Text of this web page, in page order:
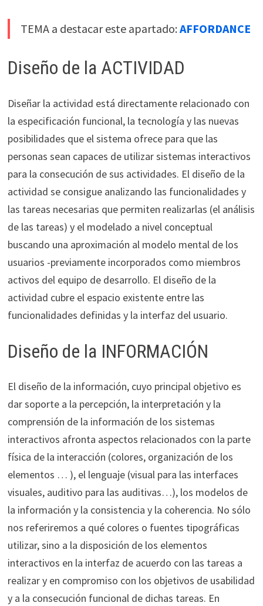
TEMA a destacar este apartado: AFFORDANCE
Diseño de la ACTIVIDAD
Diseñar la actividad está directamente relacionado con
la especificación funcional, la tecnología y las nuevas
posibilidades que el sistema ofrece para que las
personas sean capaces de utilizar sistemas interactivos
para la consecución de sus actividades. El diseño de la
actividad se consigue analizando las funcionalidades y
las tareas necesarias que permiten realizarlas (el análisis
de las tareas) y el modelado a nivel conceptual
buscando una aproximación al modelo mental de los
usuarios -previamente incorporados como miembros
activos del equipo de desarrollo. El diseño de la
actividad cubre el espacio existente entre las
funcionalidades definidas y la interfaz del usuario.
Diseño de la INFORMACIÓN
El diseño de la información, cuyo principal objetivo es
dar soporte a la percepción, la interpretación y la
comprensión de la información de los sistemas
interactivos afronta aspectos relacionados con la parte
física de la interacción (colores, organización de los
elementos … ), el lenguaje (visual para las interfaces
visuales, auditivo para las auditivas…), los modelos de
la información y la consistencia y la coherencia. No sólo
nos referiremos a qué colores o fuentes tipográficas
utilizar, sino a la disposición de los elementos
interactivos en la interfaz de acuerdo con las tareas a
realizar y en compromiso con los objetivos de usabilidad
y a la consecución funcional de dichas tareas. En